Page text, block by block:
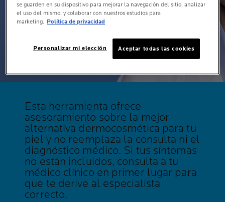
SOMOS LA ROCHE-POSAY
TENEMOS UNA SOLUCIÓN PARA
Esta herramienta ofrece
asesoramiento sobre la mejor
alternativa dermocosmética para tu
piel y no reemplaza la consulta ni el
diagnóstico médico. Si tus síntomas
no están incluidos, consulta a tu
médico clínico en primer lugar para
que te derive al especialista
correcto.
se guarden en su dispositivo para mejorar la navegación del sitio, analizar
el uso del mismo, y colaborar con nuestros estudios para
marketing. Política de privacidad
Aceptar todas las cookies
Personalizar mi elección